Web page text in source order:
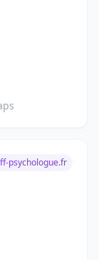
psychologue.fr